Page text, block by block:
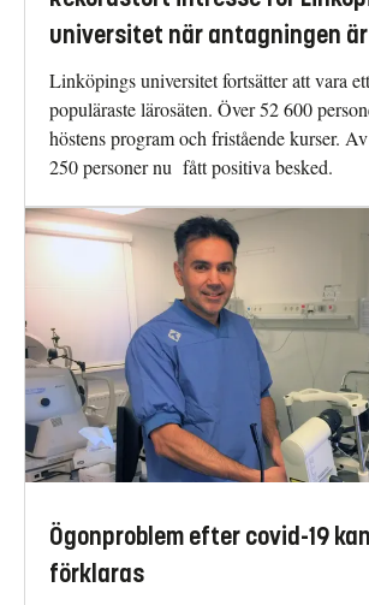
universitet när antagningen
Linköpings universitet fortsätter att vara
populäraste lärosäten. Över 52 600
höstens program och fristående kurser.
250 personer nu fått positiva besked.
Ögonproblem efter covid-19
förklaras